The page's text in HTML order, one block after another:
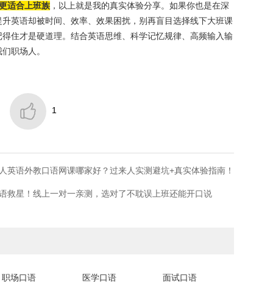
适合上班族 ，以上就是我的真实体验分享。如果你也是在深
英语却被时间、效率、效果困扰，别再盲目选择线下大班课
住才是硬道理。结合英语思维、科学记忆规律、高频输入输
职场人。
 1
英语外教口语网课哪家好？过来人实测避坑+真实体验指南！
救星！线上一对一亲测，选对了不耽误上班还能开口说
职场口语 医学口语 面试口语